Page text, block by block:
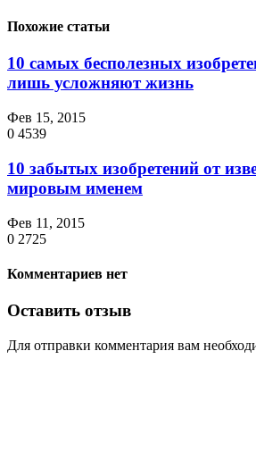
Похожие статьи
10 самых бесполезных
лишь усложняют жизнь
Фев 15, 2015
0 4539
10 забытых изобретений от
мировым именем
Фев 11, 2015
0 2725
Комментариев нет
Оставить отзыв
Для отправки комментария вам